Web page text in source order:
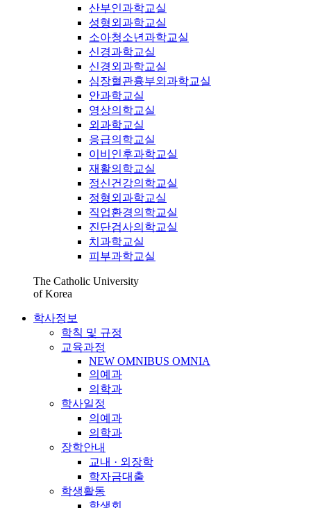
산부인과학교실
성형외과학교실
소아청소년과학교실
신경과학교실
신경외과학교실
심장혈관흉부외과학교실
안과학교실
영상의학교실
외과학교실
응급의학교실
이비인후과학교실
재활의학교실
정신건강의학교실
정형외과학교실
직업환경의학교실
진단검사의학교실
치과학교실
피부과학교실
The Catholic University
of Korea
학사정보
학칙 및 규정
교육과정
NEW OMNIBUS OMNIA
의예과
의학과
학사일정
의예과
의학과
장학안내
교내 · 외장학
학자금대출
학생활동
학생회